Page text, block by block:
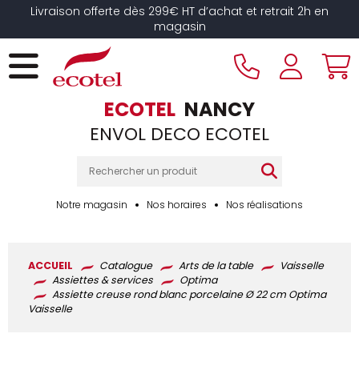
Livraison offerte dès 299€ HT d’achat et retrait 2h en
magasin
ECOTEL NANCY
ENVOL DECO ECOTEL
Notre magasin Nos horaires Nos réalisations
ACCUEIL Catalogue Arts de la table
Vaisselle
Assiettes & services
Optima
Assiette creuse rond blanc porcelaine Ø 22 cm Optima
Vaisselle
Panneau de gestion des cookies